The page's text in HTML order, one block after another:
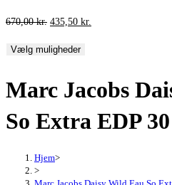
670,00kr. Den
pris
670,00 kr..
435,50 kr.
435,50 kr..
Vælg muligheder
Marc Jacobs
So Extra EDP
Hjem>
>